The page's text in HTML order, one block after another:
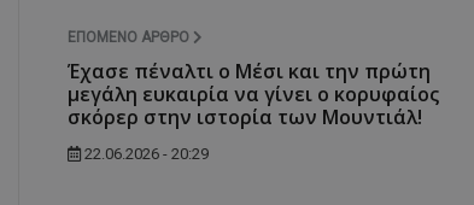
ΕΠΌΜΕΝΟ ΆΡΘΡΟ
Έχασε πέναλτι ο Μέσι και την πρώτη
μεγάλη ευκαιρία να γίνει ο κορυφαίος
σκόρερ στην ιστορία των Μουντιάλ!
22.06.2026 - 20:29